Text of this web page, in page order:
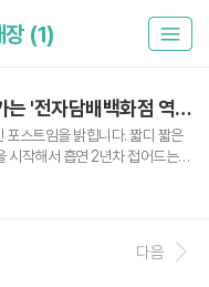
장 (1)
[부천 전자담배 매장 추천] 몇 년째 가는 '전자담배백화점 역곡점'
포스트임을 밝힙니다. 짧디 짧은
시작해서 흡연 2년차 접어드는
사용하기 시작해 어느덧 전자담
1번 출구로 나와 정면에서 좌상귀
다. 해당 매장을 애용하는 이유는
다음